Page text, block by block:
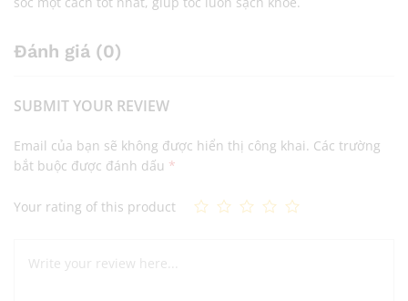
Đánh giá (0)
SUBMIT YOUR REVIEW
Email của bạn sẽ không được hiển thị công khai. Các trường
bắt buộc được đánh dấu *
Your rating of this product